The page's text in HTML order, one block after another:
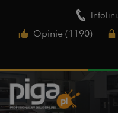
Opinie (1190)